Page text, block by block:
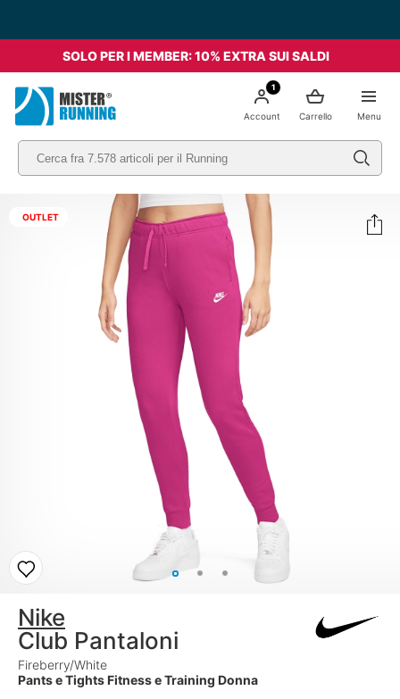
SOLO PER I MEMBER: 10% EXTRA SUI SALDI
Menu
Carrello
1
Account
OUTLET
Nike
Club Pantaloni
Fireberry/White
Pants e Tights Fitness e Training Donna